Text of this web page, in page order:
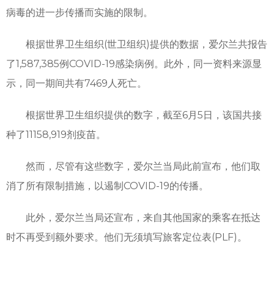
病毒的进一步传播而实施的限制。
根据世界卫生组织(世卫组织)提供的数据，爱尔兰共报告
了1,587,385例COVID-19感染病例。此外，同一资料来源显
示，同一期间共有7469人死亡。
根据世界卫生组织提供的数字，截至6月5日，该国共接
种了11158,919剂疫苗。
然而，尽管有这些数字，爱尔兰当局此前宣布，他们取
消了所有限制措施，以遏制COVID-19的传播。
此外，爱尔兰当局还宣布，来自其他国家的乘客在抵达
时不再受到额外要求。他们无须填写旅客定位表(PLF)。